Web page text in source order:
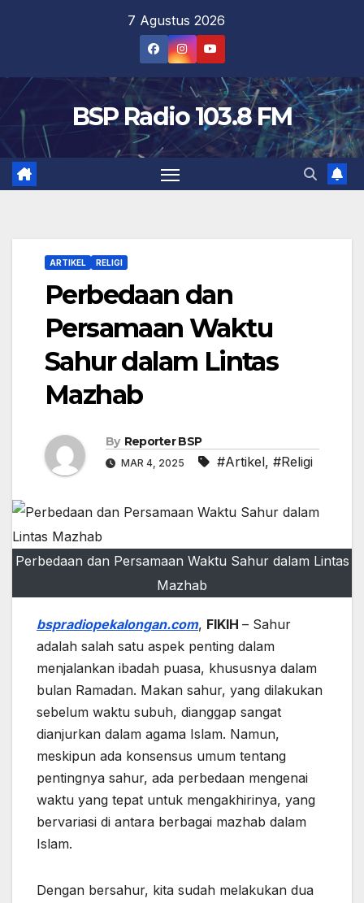
7 Agustus 2026
BSP Radio 103.8 FM
ARTIKEL RELIGI
Perbedaan dan
Persamaan Waktu
Sahur dalam Lintas
Mazhab
By Reporter BSP
MAR 4, 2025 #Artikel, #Religi
Perbedaan dan Persamaan Waktu Sahur dalam Lintas
Mazhab
bspradiopekalongan.com, FIKIH – Sahur
adalah salah satu aspek penting dalam
menjalankan ibadah puasa, khususnya dalam
bulan Ramadan. Makan sahur, yang dilakukan
sebelum waktu subuh, dianggap sangat
dianjurkan dalam agama Islam. Namun,
meskipun ada konsensus umum tentang
pentingnya sahur, ada perbedaan mengenai
waktu yang tepat untuk mengakhirinya, yang
bervariasi di antara berbagai mazhab dalam
Islam.
Dengan bersahur, kita sudah melakukan dua